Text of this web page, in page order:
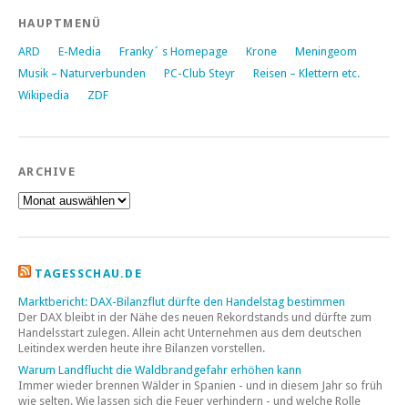
HAUPTMENÜ
ARD E-Media Franky´ s Homepage Krone
Meningeom
Musik – Naturverbunden
PC-Club Steyr
Reisen – Klettern etc.
Wikipedia
ZDF
ARCHIVE
Archive
TAGESSCHAU.DE
Marktbericht: DAX-Bilanzflut dürfte den Handelstag bestimmen
Der DAX bleibt in der Nähe des neuen Rekordstands und dürfte zum
Handelsstart zulegen. Allein acht Unternehmen aus dem deutschen
Leitindex werden heute ihre Bilanzen vorstellen.
Warum Landflucht die Waldbrandgefahr erhöhen kann
Immer wieder brennen Wälder in Spanien - und in diesem Jahr so früh
wie selten. Wie lassen sich die Feuer verhindern - und welche Rolle